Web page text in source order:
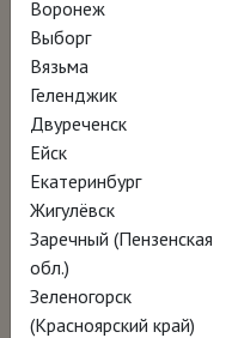
фильме
писатели,
фантазийном
«Сад земных
особое место:
мироздания, ведь
изображены и
человека, и
пугающие картины
Воронеж
Выборг
Вязьма
Геленджик
Двуреченск
Ейск
Екатеринбург
Жигулёвск
Заречный (Пензенская
обл.)
Зеленогорск
(Красноярский край)